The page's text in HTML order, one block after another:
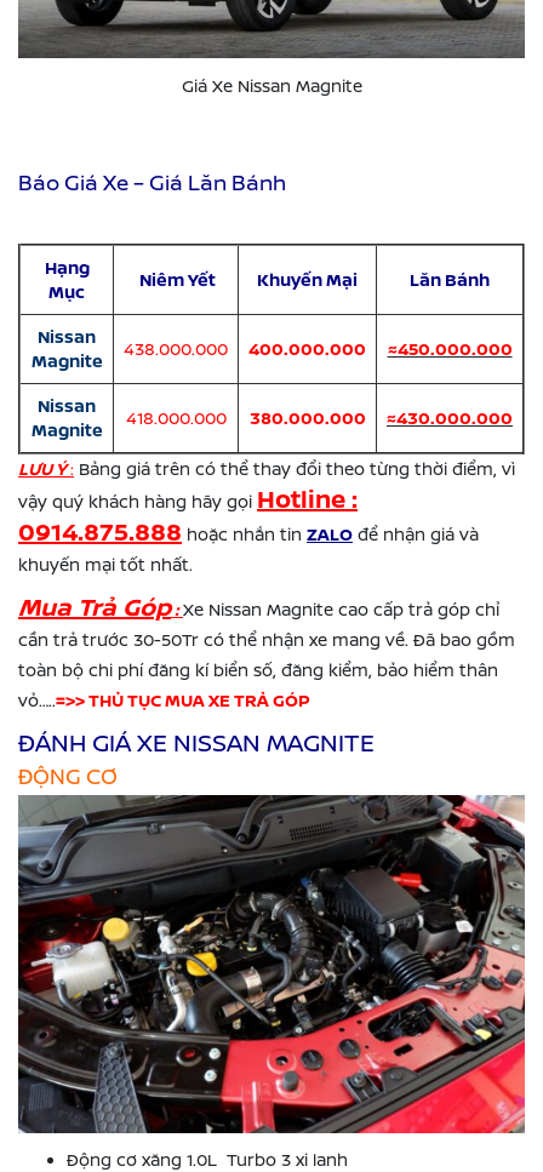
Giá Xe Nissan Magnite
Báo Giá Xe – Giá Lăn Bánh
Hạng
Mục
Niêm Yết Khuyến Mại Lăn Bánh
Nissan
Magnite
438.000.000 400.000.000 ≈450.000.000
Nissan
Magnite
418.000.000 380.000.000 ≈430.000.000
LƯU Ý: Bảng giá trên có thể thay đổi theo từng thời điểm, vì
vậy quý khách hàng hãy gọi Hotline :
0914.875.888 hoặc nhắn tin ZALO để nhận giá và
khuyến mại tốt nhất.
Mua Trả Góp:Xe Nissan Magnite cao cấp trả góp chỉ
cần trả trước 30-50Tr có thể nhận xe mang về. Đã bao gồm
toàn bộ chi phí đăng kí biển số, đăng kiểm, bảo hiểm thân
vỏ…..=>> THỦ TỤC MUA XE TRẢ GÓP
ĐÁNH GIÁ XE NISSAN MAGNITE
ĐỘNG CƠ
Động cơ xăng 1.0L Turbo 3 xi lanh